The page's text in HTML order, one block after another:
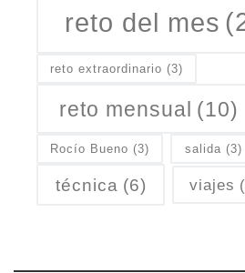
reto del mes
reto extraordinario (3)
reto mensual (10)
Rocío Bueno (3) salida (3)
técnica (6) viajes